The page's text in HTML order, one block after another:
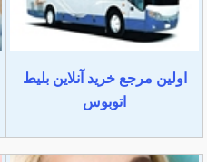
اولین مرجع خرید آنلاین بلیط
اتوبوس